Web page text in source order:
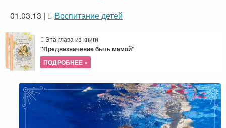
01.03.13 | Воспитание детей
Эта глава из книги
"Предназначение быть мамой"
ПОДРОБНЕЕ »